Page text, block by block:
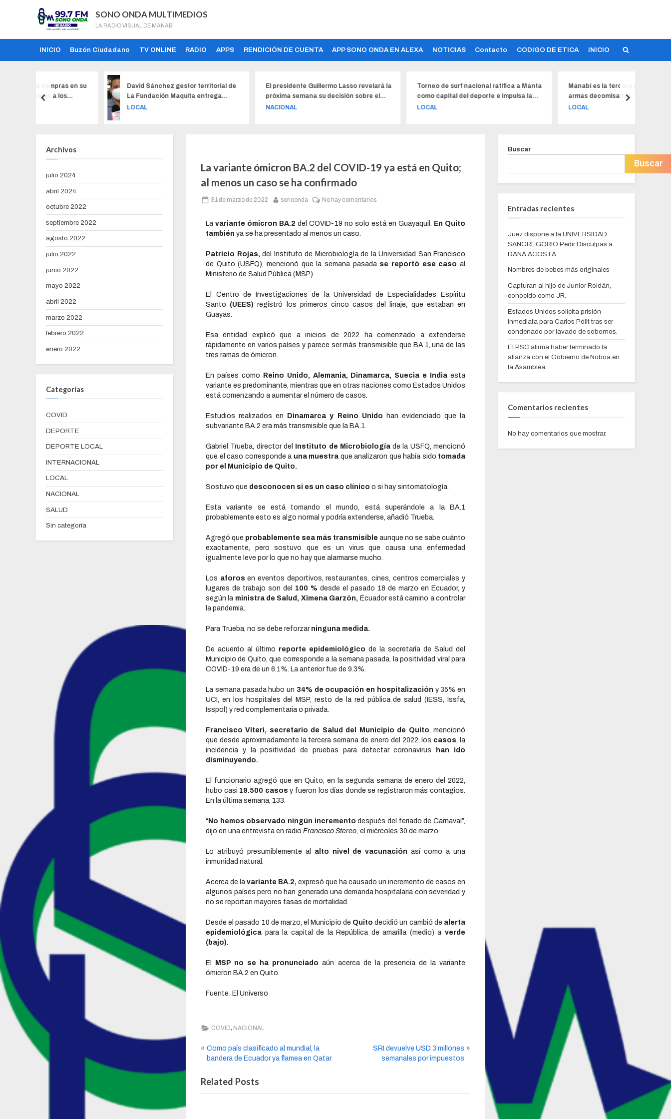
SONO ONDA MULTIMEDIOS
LA RADIO VISUAL DE MANABÍ
INICIO Buzón Ciudadano TV ONLINE RADIO APPS RENDICIÓN DE CUENTA APP SONO ONDA EN ALEXA NOTICIAS Contacto CODIGO DE ETICA INICIO
David Sánchez gestor territorial de
La Fundación Maquita entrega
certificaciones a jóvenes
emprendedores
El presidente Guillermo Lasso revelará la
próxima semana su decisión sobre el
aborto por violación
Torneo de surf nacional ratifica a Manta
como capital del deporte e impulsa la
Manabí es la tercera provincia con más
armas decomisadas
La variante ómicron BA.2 del COVID-19 ya está en Quito;
al menos un caso se ha confirmado
31 de marzo de 2022 sonoonda No hay comentarios
La variante ómicron BA.2 del COVID-19 no solo está en Guayaquil.
En Quito
también ya se ha presentado al menos un caso.
Patricio Rojas, del Instituto de Microbiología de la Universidad San Francisco
de Quito (USFQ), mencionó que la semana pasadase reportó ese caso al
Ministerio de Salud Pública (MSP).
El Centro de Investigaciones de la Universidad de Especialidades Espíritu
Santo (UEES) registró los primeros cinco casos del linaje, que estaban en
Guayas.
Esa entidad explicó que a inicios de 2022 ha comenzado a extenderse
rápidamente en varios países y parece ser más transmisible que BA.1, una de las
tres ramas de ómicron.
En países como Reino Unido, Alemania, Dinamarca, Suecia e India esta
variante es predominante, mientras que en otras naciones como Estados Unidos
está comenzando a aumentar el número de casos.
Estudios realizados en Dinamarca y Reino Unido han evidenciado que la
subvariante BA.2 era más transmisible que la BA.1.
Gabriel Trueba, director del Instituto de Microbiologíade la USFQ, mencionó
que el caso corresponde a una muestra que analizaron que había sido tomada
por el Municipio de Quito.
Sostuvo que desconocen si es un caso clínico o si hay sintomatología.
Esta variante se está tomando el mundo, está superándole a la BA.1
probablemente esto es algo normal y podría extenderse, añadió Trueba.
Agregó que probablemente sea más transmisible aunque no se sabe cuánto
exactamente, pero sostuvo que es un virus que causa una enfermedad
igualmente leve por lo que no hay que alarmarse mucho.
Los aforosen eventos deportivos, restaurantes, cines, centros comerciales y
lugares de trabajo son del 100 % desde el pasado 18 de marzo en Ecuador, y
según la ministra de Salud, Ximena Garzón, Ecuador está camino a controlar
la pandemia.
Para Trueba, no se debe reforzarninguna medida.
De acuerdo al último reporte epidemiológico de la secretaría de Salud del
Municipio de Quito, que corresponde a la semana pasada, la positividad viral para
COVID-19 era de un 6.1%. La anterior fue de 9.3%.
La semana pasada hubo un 34% de ocupación en hospitalización y 35% en
UCI, en los hospitales del MSP, resto de la red pública de salud (IESS, Issfa,
Isspol) y red complementaria o privada.
Francisco Viteri, secretario de Salud del Municipio de Quito , mencionó
que desde aproximadamente la tercera semana de enero del 2022, los casos , la
incidencia y la positividad de pruebas para detectar coronavirus
han ido
disminuyendo.
El funcionario agregó que en Quito, en la segunda semana de enero del 2022,
hubo casi 19.500 casosy fueron los días donde se registraron más contagios.
En la última semana, 133.
“No hemos observado ningún incremento después del feriado de Carnaval”,
dijo en una entrevista en radio Francisco Stereo, el miércoles 30 de marzo.
Lo atribuyó presumiblemente al alto nivel de vacunación así como a una
inmunidad natural.
Acerca de la variante BA.2, expresó que ha causado un incremento de casos en
algunos países pero no han generado una demanda hospitalaria con severidad y
no se reportan mayores tasas de mortalidad.
Desde el pasado 10 de marzo, el Municipio de Quitodecidió un cambió de alerta
epidemiológica para la capital de la República de amarilla (medio) averde
(bajo).
El MSP no se ha pronunciado aún acerca de la presencia de la variante
ómicron BA.2 en Quito.
Fuente: El Universo
COVID NACIONAL
Como país clasificado al mundial, la
bandera de Ecuador ya flamea en Qatar
SRI devuelve USD 3 millones
semanales por impuestos
Related Posts
Archivos
julio 2024
abril 2024
octubre 2022
septiembre 2022
agosto 2022
julio 2022
junio 2022
mayo 2022
abril 2022
marzo 2022
febrero 2022
enero 2022
Categorías
COVID
DEPORTE
DEPORTE LOCAL
INTERNACIONAL
LOCAL
NACIONAL
SALUD
Sin categoría
Buscar
Buscar
Entradas recientes
Juez dispone a la UNIVERSIDAD
SANGREGORIO Pedir Disculpas a
DANA ACOSTA
Nombres de bebes más originales
Capturan al hijo de Junior Roldán,
conocido como JR.
Estados Unidos solicita prisión
inmediata para Carlos Pólit tras ser
condenado por lavado de sobornos.
El PSC afirma haber terminado la
alianza con el Gobierno de Noboa en
la Asamblea.
Comentarios recientes
No hay comentarios que mostrar.